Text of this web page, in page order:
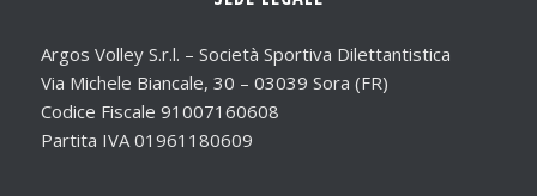
Argos Volley S.r.l. – Società Sportiva Dilettantistica
Via Michele Biancale, 30 – 03039 Sora (FR)
Codice Fiscale 91007160608
Partita IVA 01961180609